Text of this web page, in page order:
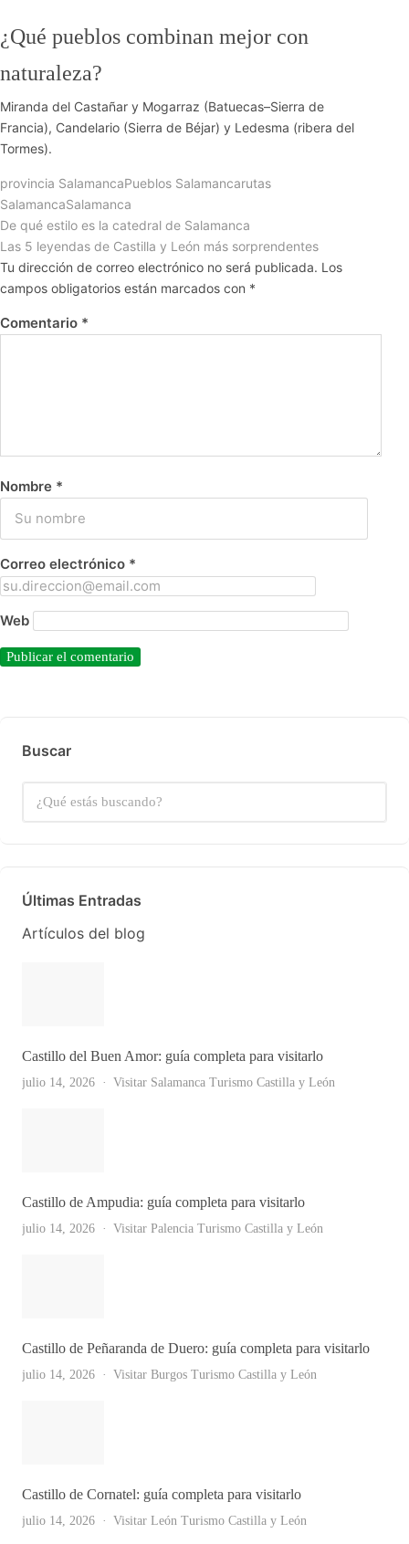
¿Qué pueblos combinan mejor con
naturaleza?
Miranda del Castañar y Mogarraz (Batuecas–Sierra de
Francia), Candelario (Sierra de Béjar) y Ledesma (ribera del
Tormes).
provincia SalamancaPueblos Salamancarutas
SalamancaSalamanca
De qué estilo es la catedral de Salamanca
Las 5 leyendas de Castilla y León más sorprendentes
Tu dirección de correo electrónico no será publicada. Los
campos obligatorios están marcados con *
Comentario *
Nombre *
Correo electrónico *
Web
Buscar
Últimas Entradas
Artículos del blog
Castillo del Buen Amor: guía completa para visitarlo
julio 14, 2026 Visitar Salamanca Turismo Castilla y León
Castillo de Ampudia: guía completa para visitarlo
julio 14, 2026 Visitar Palencia Turismo Castilla y León
Castillo de Peñaranda de Duero: guía completa para visitarlo
julio 14, 2026 Visitar Burgos Turismo Castilla y León
Castillo de Cornatel: guía completa para visitarlo
julio 14, 2026 Visitar León Turismo Castilla y León
Ver Todas